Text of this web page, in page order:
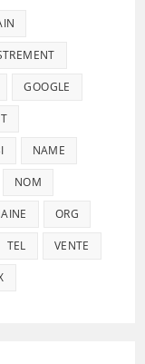
GOOGLE
NAME
NOM
ORG
TEL VENTE